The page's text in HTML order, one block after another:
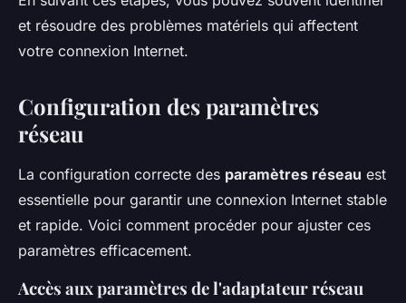
et résoudre des problèmes matériels qui affectent
votre connexion Internet.
Configuration des paramètres
réseau
La configuration correcte des paramètres réseau est
essentielle pour garantir une connexion Internet stable
et rapide. Voici comment procéder pour ajuster ces
paramètres efficacement.
Accès aux paramètres de l'adaptateur réseau